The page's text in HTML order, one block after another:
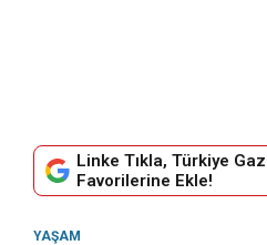
Linke Tıkla, Türkiye
Favorilerine Ekle!
YAŞAM